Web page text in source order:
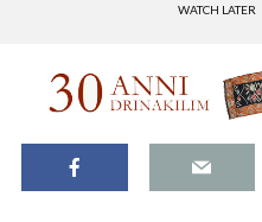
WATCH LATER